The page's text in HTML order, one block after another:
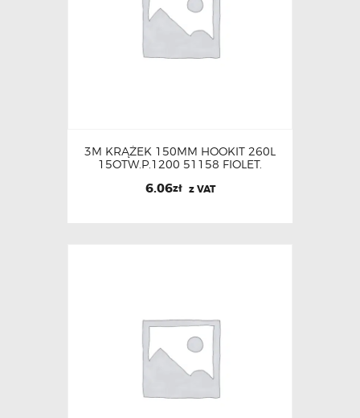
3M KRĄŻEK 150MM HOOKIT 260L
15OTW.P.1200 51158 FIOLET.
6.06zł z VAT